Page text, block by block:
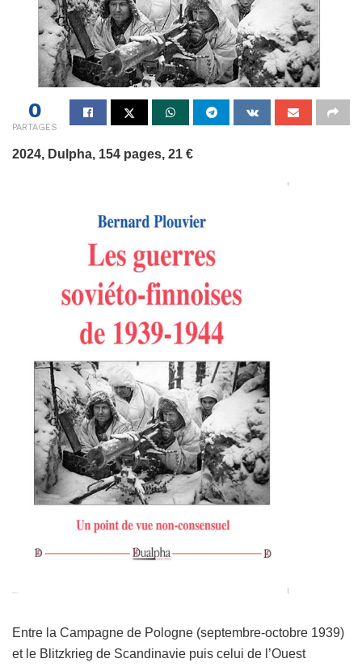
0
PARTAGES
2024, Dulpha, 154 pages, 21 €
Entre la Campagne de Pologne (septembre-octobre 1939)
et le Blitzkrieg de Scandinavie puis celui de l’Ouest